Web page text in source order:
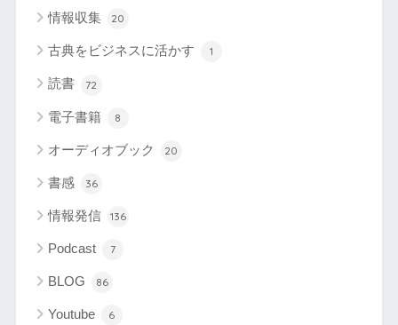
情報収集 20
古典をビジネスに活かす 1
読書 72
電子書籍 8
オーディオブック 20
書感 36
情報発信 136
Podcast 7
BLOG 86
Youtube 6